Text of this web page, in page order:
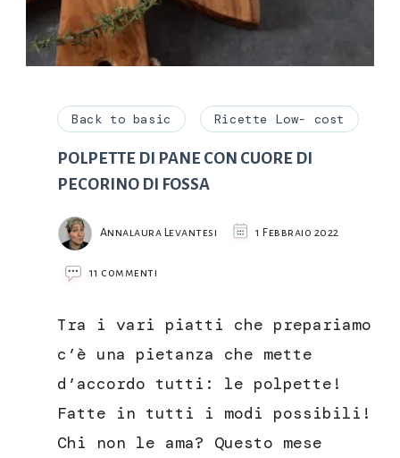
Back to basic Ricette Low- cost
POLPETTE DI PANE CON CUORE DI
PECORINO DI FOSSA
Annalaura Levantesi 1 Febbraio 2022
11 commenti
PANE
CON
DI
DI
FOSSA
Tra i vari piatti che prepariamo
c’è una pietanza che mette
d’accordo tutti: le polpette!
Fatte in tutti i modi possibili!
Chi non le ama? Questo mese